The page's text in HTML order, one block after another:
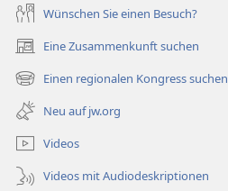
Wünschen Sie einen Besuch?
Eine Zusammenkunft suchen
(öffnet
neues
Fenster)
Einen regionalen Kongress suchen
(öffnet
neues
Fenster)
Neu auf jw.org
Videos
Videos mit Audiodeskriptionen